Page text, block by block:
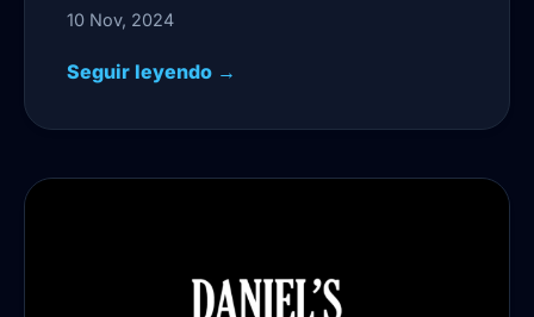
10 Nov, 2024
Seguir leyendo →